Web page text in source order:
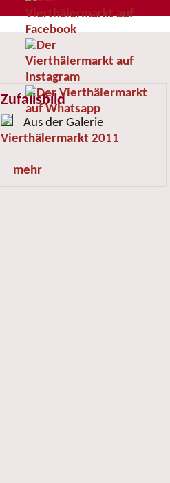
Zufallsbild
Aus der Galerie
Vierthälermarkt 2011
mehr